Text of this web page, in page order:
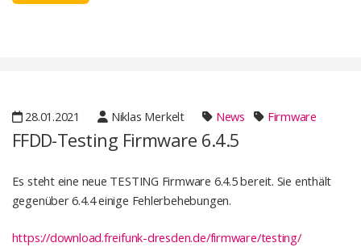
28.01.2021 Niklas Merkelt News Firmware
FFDD-Testing Firmware 6.4.5
Es steht eine neue TESTING Firmware 6.4.5 bereit. Sie enthält
gegenüber 6.4.4 einige Fehlerbehebungen.
https://download.freifunk-dresden.de/firmware/testing/